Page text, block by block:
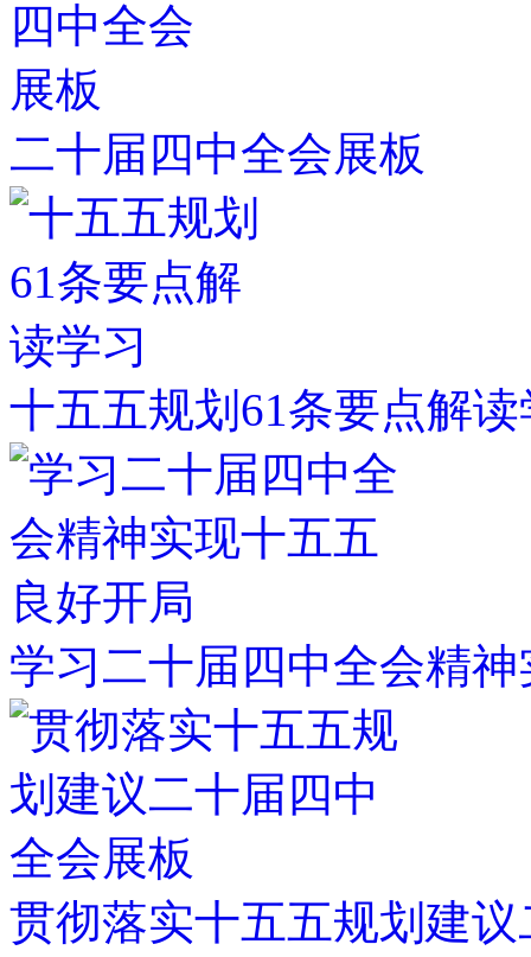
二十届四中全会展板
十五五规划61条要点解
学习二十届四中全会精
贯彻落实十五五规划建